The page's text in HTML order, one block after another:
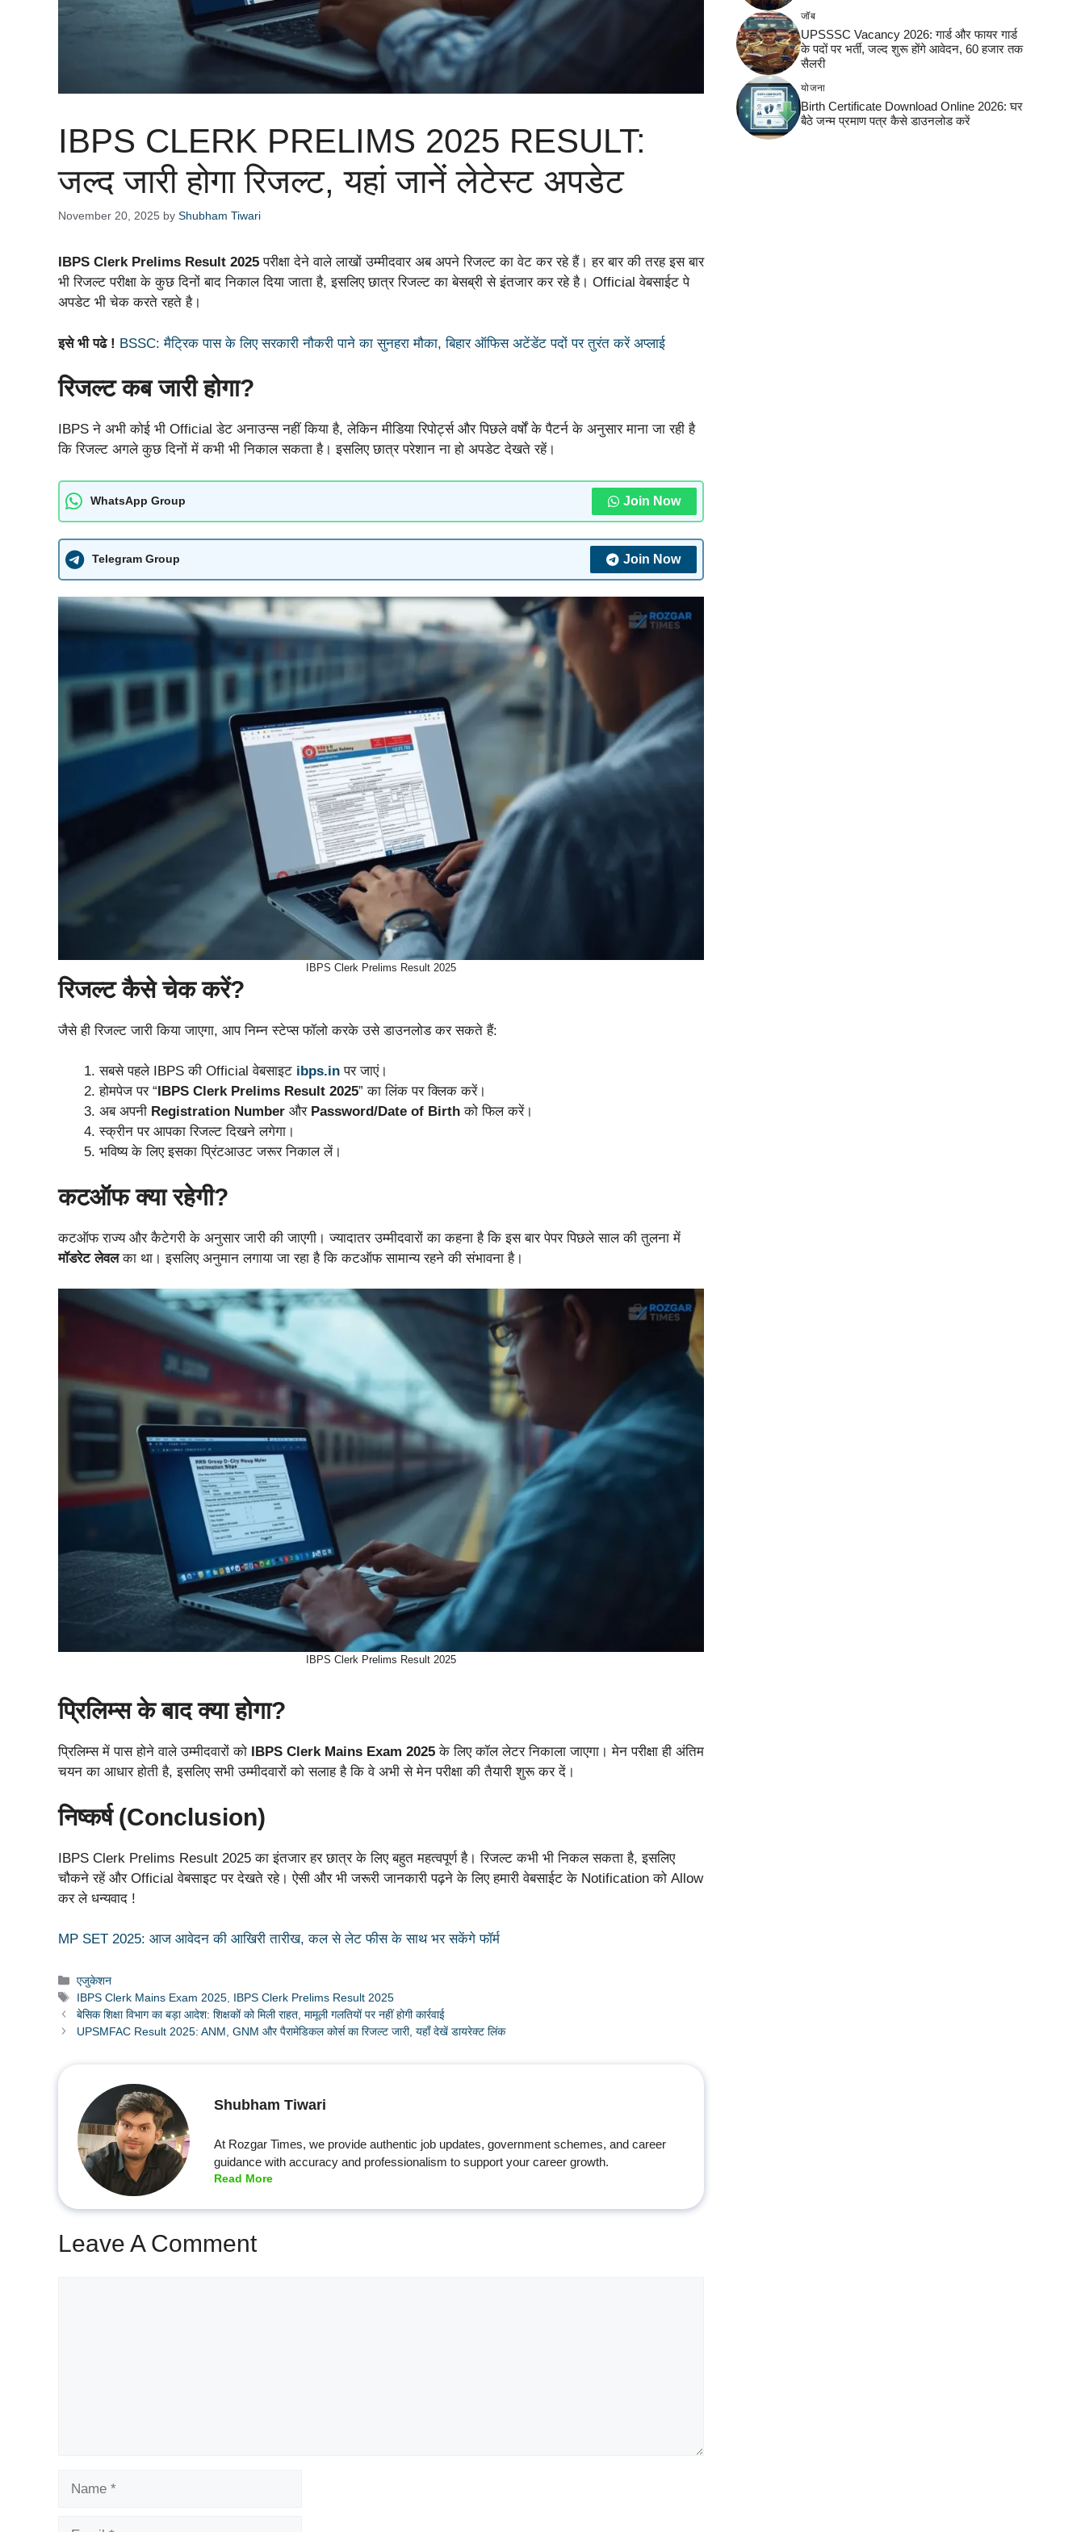
IBPS CLERK PRELIMS 2025 RESULT:
जल्द जारी होगा रिजल्ट, यहां जानें लेटेस्ट अपडेट
November 20, 2025 by Shubham Tiwari
IBPS Clerk Prelims Result 2025 परीक्षा देने वाले लाखों उम्मीदवार अब अपने रिजल्ट का वेट कर रहे हैं। हर बार की तरह इस बार
भी रिजल्ट परीक्षा के कुछ दिनों बाद निकाल दिया जाता है, इसलिए छात्र रिजल्ट का बेसब्री से इंतजार कर रहे है। Official वेबसाईट पे
अपडेट भी चेक करते रहते है।
इसे भी पढे ! BSSC: मैट्रिक पास के लिए सरकारी नौकरी पाने का सुनहरा मौका, बिहार ऑफिस अटेंडेंट पदों पर तुरंत करें अप्लाई
रिजल्ट कब जारी होगा?
IBPS ने अभी कोई भी Official डेट अनाउन्स नहीं किया है, लेकिन मीडिया रिपोर्ट्स और पिछले वर्षों के पैटर्न के अनुसार माना जा रही है
कि रिजल्ट अगले कुछ दिनों में कभी भी निकाल सकता है। इसलिए छात्र परेशान ना हो अपडेट देखते रहें।
WhatsApp Group Join Now
Telegram Group Join Now
IBPS Clerk Prelims Result 2025
रिजल्ट कैसे चेक करें?
जैसे ही रिजल्ट जारी किया जाएगा, आप निम्न स्टेप्स फॉलो करके उसे डाउनलोड कर सकते हैं:
सबसे पहले IBPS की Official वेबसाइट ibps.in पर जाएं।
होमपेज पर “ IBPS Clerk Prelims Result 2025” का लिंक पर क्लिक करें।
अब अपनी Registration Number और Password/Date of Birth को फिल करें।
स्क्रीन पर आपका रिजल्ट दिखने लगेगा।
भविष्य के लिए इसका प्रिंटआउट जरूर निकाल लें।
कटऑफ क्या रहेगी?
कटऑफ राज्य और कैटेगरी के अनुसार जारी की जाएगी। ज्यादातर उम्मीदवारों का कहना है कि इस बार पेपर पिछले साल की तुलना में
मॉडरेट लेवलका था। इसलिए अनुमान लगाया जा रहा है कि कटऑफ सामान्य रहने की संभावना है।
IBPS Clerk Prelims Result 2025
प्रिलिम्स के बाद क्या होगा?
प्रिलिम्स में पास होने वाले उम्मीदवारों को IBPS Clerk Mains Exam 2025 के लिए कॉल लेटर निकाला जाएगा। मेन परीक्षा ही अंतिम
चयन का आधार होती है, इसलिए सभी उम्मीदवारों को सलाह है कि वे अभी से मेन परीक्षा की तैयारी शुरू कर दें।
निष्कर्ष (Conclusion)
IBPS Clerk Prelims Result 2025 का इंतजार हर छात्र के लिए बहुत महत्वपूर्ण है। रिजल्ट कभी भी निकल सकता है, इसलिए
चौकने रहें और Official वेबसाइट पर देखते रहे। ऐसी और भी जरूरी जानकारी पढ़ने के लिए हमारी वेबसाईट के Notification को Allow
कर ले धन्यवाद !
MP SET 2025: आज आवेदन की आखिरी तारीख, कल से लेट फीस के साथ भर सकेंगे फॉर्म
Categories
एजुकेशन
Tags
IBPS Clerk Mains Exam 2025 IBPS Clerk Prelims Result 2025
बेसिक शिक्षा विभाग का बड़ा आदेश: शिक्षकों को मिली राहत, मामूली गलतियों पर नहीं होगी कार्रवाई
UPSMFAC Result 2025: ANM, GNM और पैरामेडिकल कोर्स का रिजल्ट जारी, यहाँ देखें डायरेक्ट लिंक
Shubham Tiwari
At Rozgar Times, we provide authentic job updates, government schemes, and career
guidance with accuracy and professionalism to support your career growth.
Read More
Leave A Comment
जॉब
UPSSSC Vacancy 2026: गार्ड और फायर गार्ड
के पदों पर भर्ती, जल्द शुरू होंगे आवेदन, 60 हजार तक
सैलरी
योजना
Birth Certificate Download Online 2026: घर
बैठे जन्म प्रमाण पत्र कैसे डाउनलोड करें